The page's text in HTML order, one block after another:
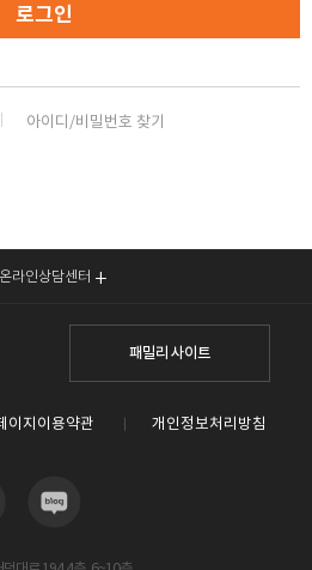
로그인
아이디/비밀번호 찾기
온라인상담센터
패밀리 사이트
이지이용약관 개인정보처리방침